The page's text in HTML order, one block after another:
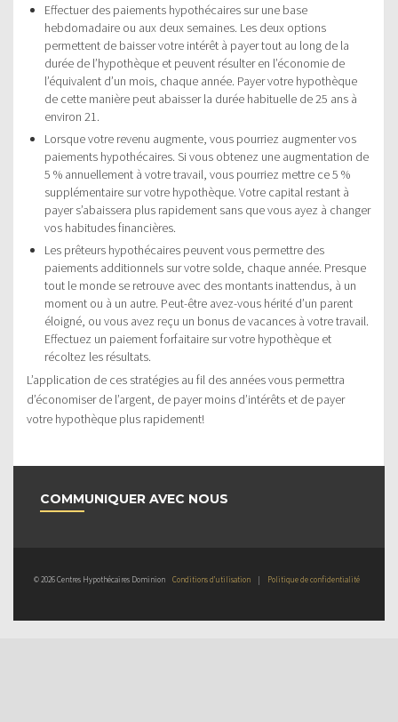
Effectuer des paiements hypothécaires sur une base
hebdomadaire ou aux deux semaines. Les deux options
permettent de baisser votre intérêt à payer tout au long de la
durée de l’hypothèque et peuvent résulter en l’économie de
l’équivalent d’un mois, chaque année. Payer votre hypothèque
de cette manière peut abaisser la durée habituelle de 25 ans à
environ 21.
Lorsque votre revenu augmente, vous pourriez augmenter vos
paiements hypothécaires. Si vous obtenez une augmentation de
5 % annuellement à votre travail, vous pourriez mettre ce 5 %
supplémentaire sur votre hypothèque. Votre capital restant à
payer s’abaissera plus rapidement sans que vous ayez à changer
vos habitudes financières.
Les prêteurs hypothécaires peuvent vous permettre des
paiements additionnels sur votre solde, chaque année. Presque
tout le monde se retrouve avec des montants inattendus, à un
moment ou à un autre. Peut-être avez-vous hérité d’un parent
éloigné, ou vous avez reçu un bonus de vacances à votre travail.
Effectuez un paiement forfaitaire sur votre hypothèque et
récoltez les résultats.
L’application de ces stratégies au fil des années vous permettra
d’économiser de l’argent, de payer moins d’intérêts et de payer
votre hypothèque plus rapidement!
COMMUNIQUER AVEC NOUS
© 2026 Centres Hypothécaires Dominion Conditions d’utilisation | Politique de confidentialité